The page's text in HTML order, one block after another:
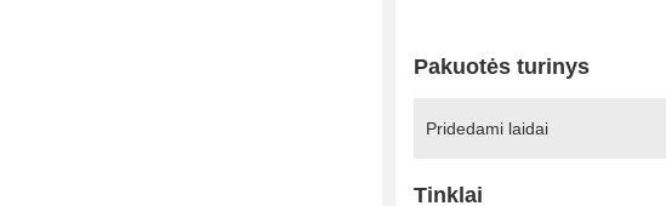
Pakuotės turinys
Pridedami laidai
Tinklai